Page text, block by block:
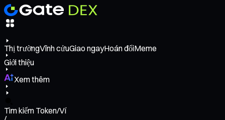
Thị trườngVĩnh cửuGiao ngayHoán đổiMeme
Giới thiệu
Xem thêm
Tìm kiếm Token/Ví